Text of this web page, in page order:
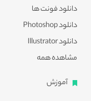
دانلود فونت ها
دانلود Photoshop
دانلود Illustrator
مشاهده همه
آموزش